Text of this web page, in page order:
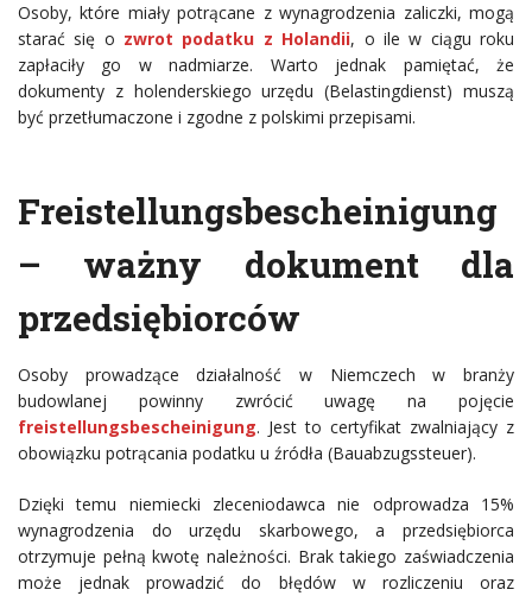
Osoby, które miały potrącane z wynagrodzenia zaliczki, mogą
starać się o zwrot podatku z Holandii, o ile w ciągu roku
zapłaciły go w nadmiarze. Warto jednak pamiętać, że
dokumenty z holenderskiego urzędu (Belastingdienst) muszą
być przetłumaczone i zgodne z polskimi przepisami.
Freistellungsbescheinigung
– ważny dokument dla
przedsiębiorców
Osoby prowadzące działalność w Niemczech w branży
budowlanej powinny zwrócić uwagę na pojęcie
freistellungsbescheinigung. Jest to certyfikat zwalniający z
obowiązku potrącania podatku u źródła (Bauabzugssteuer).
Dzięki temu niemiecki zleceniodawca nie odprowadza 15%
wynagrodzenia do urzędu skarbowego, a przedsiębiorca
otrzymuje pełną kwotę należności. Brak takiego zaświadczenia
może jednak prowadzić do błędów w rozliczeniu oraz